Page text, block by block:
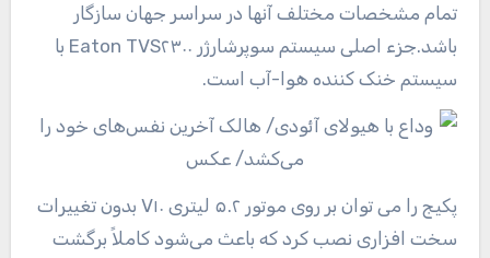
تمام مشخصات مختلف آنها در سراسر جهان سازگار
باشد.جزء اصلی سیستم سوپرشارژر Eaton TVS۲۳۰۰ با
سیستم خنک کننده هوا-آب است.
پکیج را می توان بر روی موتور ۵.۲ لیتری V۱۰ بدون تغییرات
سخت افزاری نصب کرد که باعث می‌شود کاملاً برگشت